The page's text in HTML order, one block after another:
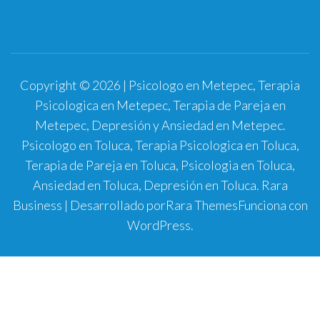
Copyright © 2026 | Psicologo en Metepec, Terapia
Psicologica en Metepec, Terapia de Pareja en
Metepec, Depresión y Ansiedad en Metepec.
Psicologo en Toluca, Terapia Psicologica en Toluca,
Terapia de Pareja en Toluca, Psicologia en Toluca,
Ansiedad en Toluca, Depresión en Toluca. Rara
Business | Desarrollado porRara ThemesFunciona con
WordPress.